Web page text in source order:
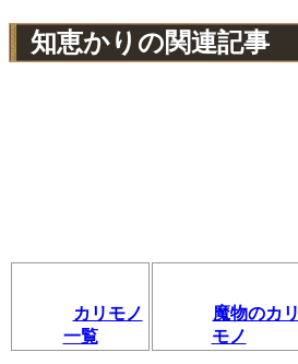
知恵かりの関連記事
カリモノ
一覧
魔物のカリ
モノ